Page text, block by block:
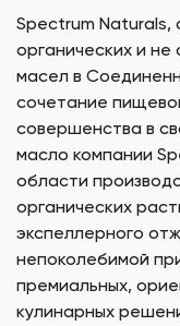
Spectrum Naturals,
органических и
масел в
сочетание
совершенства в
масло компании
области
органических
экспеллерного
непоколебимой
премиальных,
кулинарных